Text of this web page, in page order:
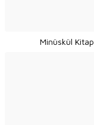
Minüskül Kitap